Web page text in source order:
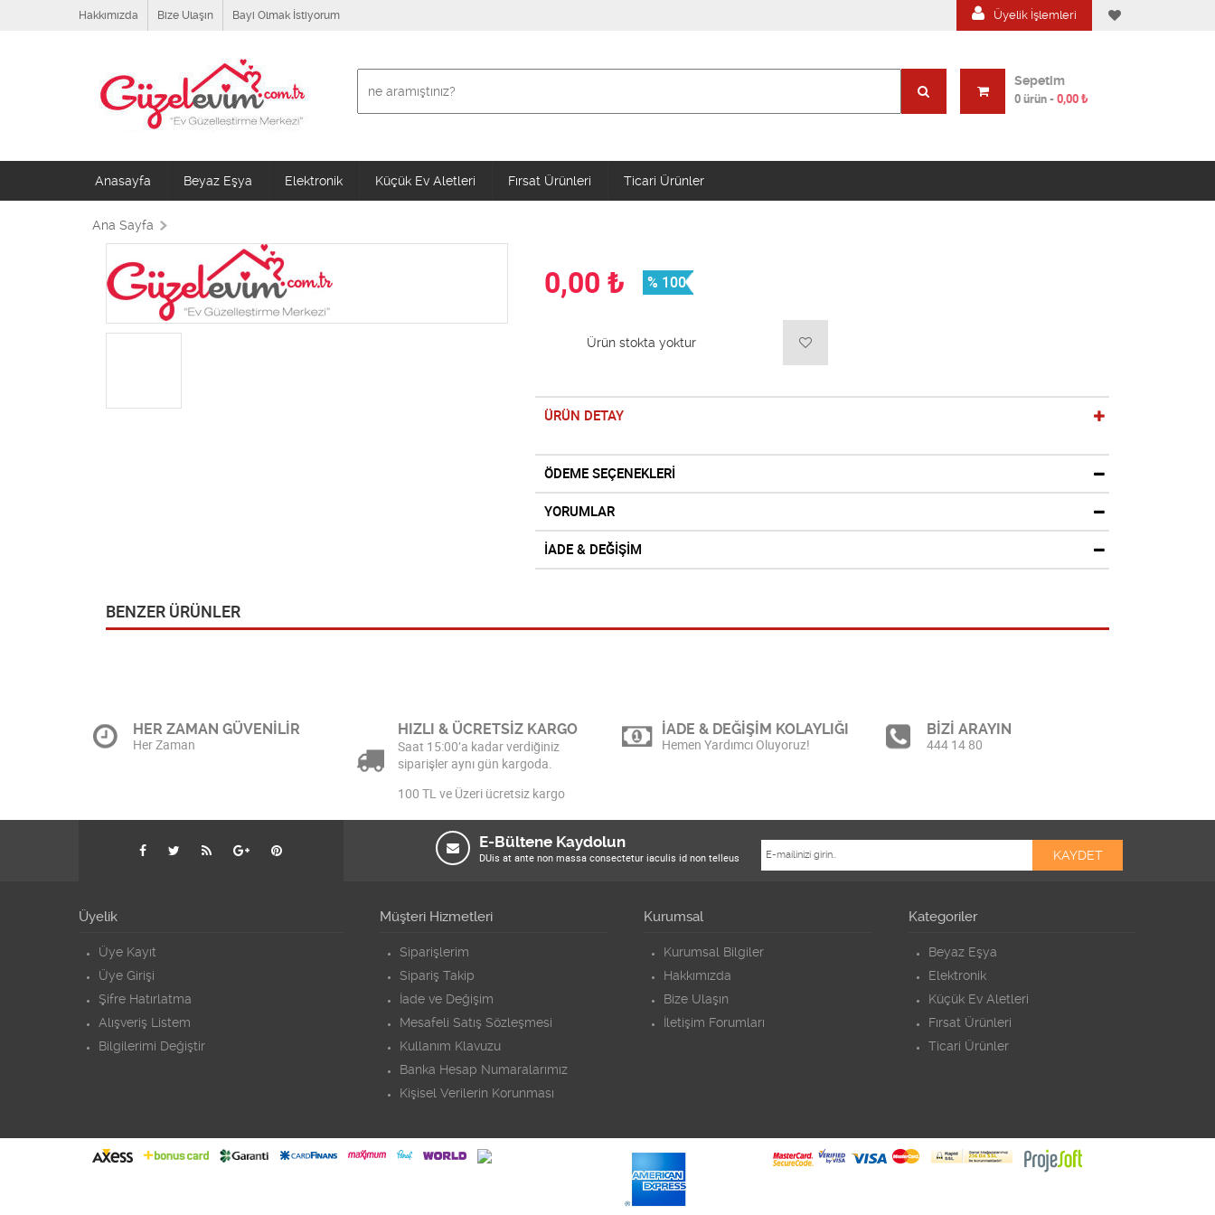
Hakkımızda Bize Ulaşın Bayi Olmak İstiyorum Üyelik İşlemleri
Sepetim
0 ürün - 0,00 ₺
Anasayfa Beyaz Eşya Elektronik Küçük Ev Aletleri Fırsat Ürünleri Ticari Ürünler
Ana Sayfa
0,00 ₺ % 100
Ürün stokta yoktur
ÜRÜN DETAY
ÖDEME SEÇENEKLERİ
YORUMLAR
İADE & DEĞİŞİM
BENZER ÜRÜNLER
HER ZAMAN GÜVENİLİR
Her Zaman
HIZLI & ÜCRETSİZ KARGO
Saat 15:00’a kadar verdiğiniz
siparişler aynı gün kargoda.
100 TL ve Üzeri ücretsiz kargo
İADE & DEĞİŞİM KOLAYLIĞI
Hemen Yardımcı Oluyoruz!
BİZİ ARAYIN
444 14 80
E-Bültene Kaydolun
DUis at ante non massa consectetur iaculis id non telleus
Üyelik
Üye Kayıt
Üye Girişi
Şifre Hatırlatma
Alışveriş Listem
Bilgilerimi Değiştir
Müşteri Hizmetleri
Siparişlerim
Sipariş Takip
İade ve Değişim
Mesafeli Satış Sözleşmesi
Kullanım Klavuzu
Banka Hesap Numaralarımız
Kişisel Verilerin Korunması
Kurumsal
Kurumsal Bilgiler
Hakkımızda
Bize Ulaşın
İletişim Forumları
Kategoriler
Beyaz Eşya
Elektronik
Küçük Ev Aletleri
Fırsat Ürünleri
Ticari Ürünler